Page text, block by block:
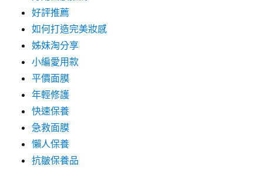
好評推薦
如何打造完美妝感
姊妹淘分享
小編愛用款
平價面膜
年輕修護
快速保養
急救面膜
懶人保養
抗皺保養品